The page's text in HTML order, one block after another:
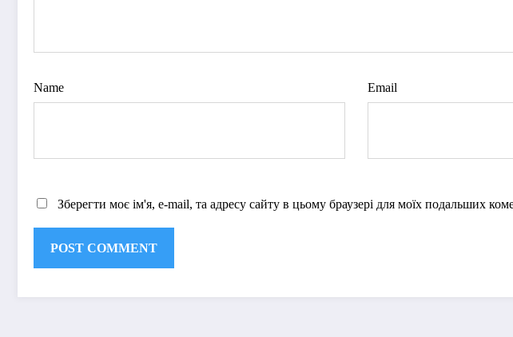
Name Email
Зберегти моє ім'я, e-mail, та адресу сайту в цьому браузері для моїх подальших